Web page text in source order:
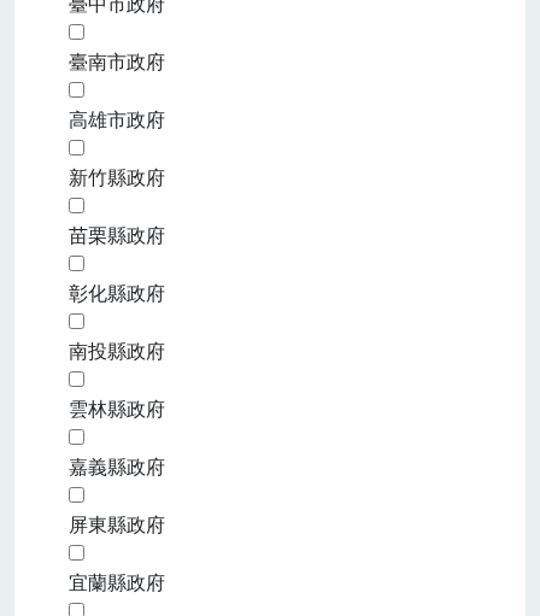
臺南市政府
高雄市政府
新竹縣政府
苗栗縣政府
彰化縣政府
南投縣政府
雲林縣政府
嘉義縣政府
屏東縣政府
宜蘭縣政府